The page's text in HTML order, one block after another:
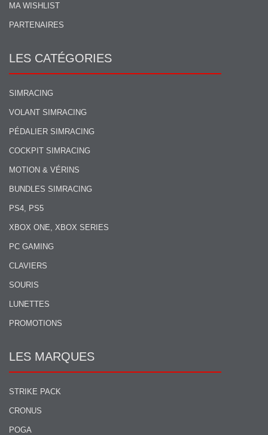
MA WISHLIST
PARTENAIRES
LES CATÉGORIES
SIMRACING
VOLANT SIMRACING
PÉDALIER SIMRACING
COCKPIT SIMRACING
MOTION & VÉRINS
BUNDLES SIMRACING
PS4, PS5
XBOX ONE, XBOX SERIES
PC GAMING
CLAVIERS
SOURIS
LUNETTES
PROMOTIONS
LES MARQUES
STRIKE PACK
CRONUS
POGA